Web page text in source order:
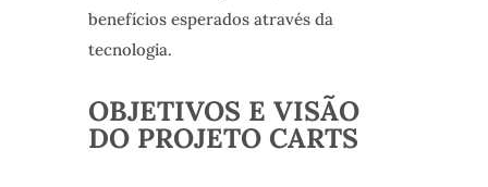
benefícios esperados através da
tecnologia.
OBJETIVOS E VISÃO
DO PROJETO CARTS